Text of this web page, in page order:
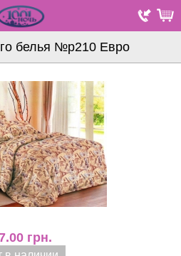
белья №р210 Евро
грн.